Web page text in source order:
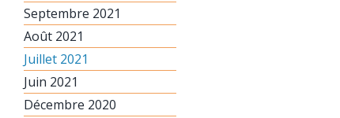
Septembre 2021
Août 2021
Juillet 2021
Juin 2021
Décembre 2020